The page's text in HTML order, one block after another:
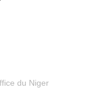
du Niger